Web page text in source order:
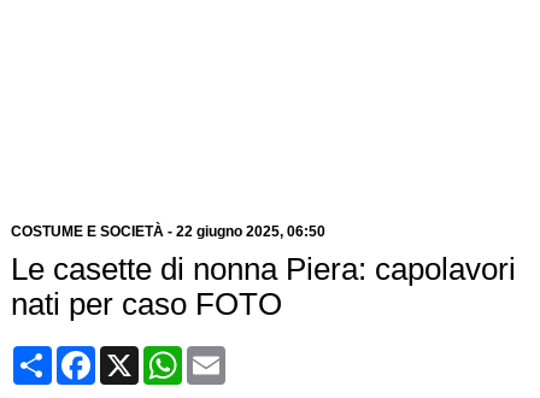
COSTUME E SOCIETÀ- 22 giugno 2025, 06:50
Le casette di nonna Piera: capolavori
nati per caso FOTO
CondividiFacebook
X WhatsApp
Email